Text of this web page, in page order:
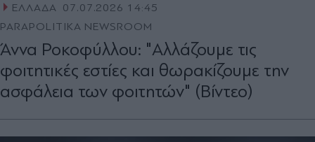
ΕΛΛΑΔΑ 07.07.2026 14:45
PARAPOLITIKA NEWSROOM
Άννα Ροκοφύλλου: "Αλλάζουμε τις
φοιτητικές εστίες και θωρακίζουμε την
ασφάλεια των φοιτητών" (Βίντεο)